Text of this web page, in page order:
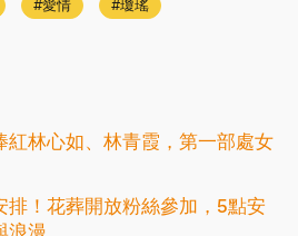
愛情 瓊瑤
紅林心如、林青霞，第一部處女
排！花葬開放粉絲參加，5點安